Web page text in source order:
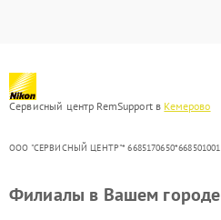
Сервисный центр RemSupport в Кемерово
ООО "СЕРВИСНЫЙ ЦЕНТР"* 6685170650*668501001
Филиалы в Вашем городе